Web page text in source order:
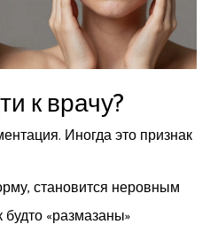
к врачу?
Иногда это признак
становится неровным
«размазаны»